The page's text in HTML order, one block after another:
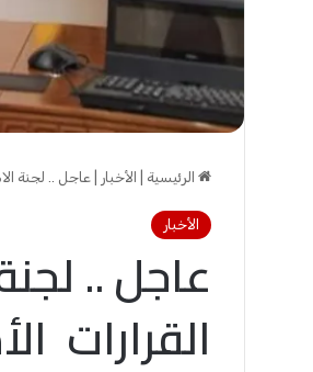
الرئيسية الأخبار عاجل .. لجنة
الأخبار
عاجل ..
القرارات